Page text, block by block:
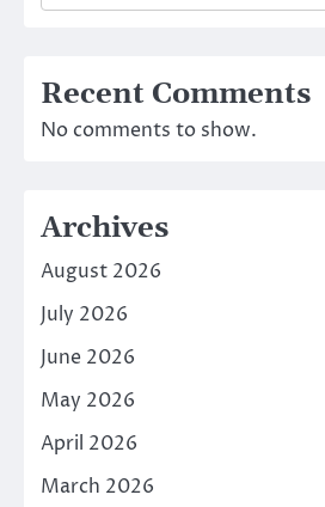
Recent Comments
No comments to show.
Archives
August 2026
July 2026
June 2026
May 2026
April 2026
March 2026